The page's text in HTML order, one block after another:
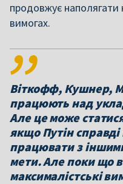
продовжує наполягати
вимогах.
Віткофф, Кушнер,
працюють над
Але це може
якщо Путін справді
працювати з
мети. Але поки що
максималістські